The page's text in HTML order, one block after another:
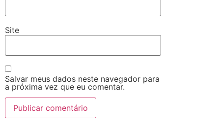
Site
Salvar meus dados neste navegador para
a próxima vez que eu comentar.